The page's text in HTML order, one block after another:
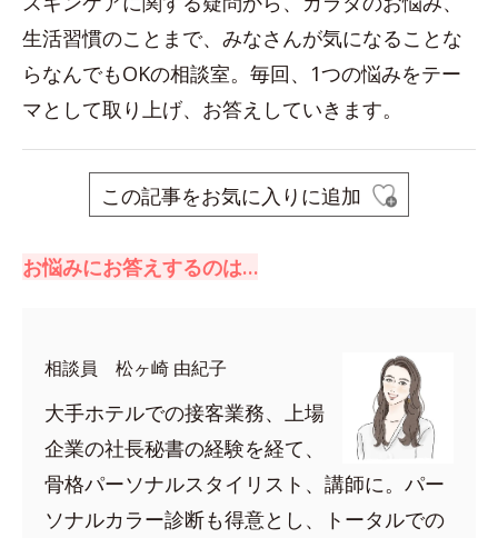
生活習慣のことまで、みなさんが気になることな
らなんでもOKの相談室。毎回、1つの悩みをテー
マとして取り上げ、お答えしていきます。
この記事をお気に入りに追加
お悩みにお答えするのは…
相談員 松ヶ崎 由紀子
大手ホテルでの接客業務、上場
企業の社長秘書の経験を経て、
骨格パーソナルスタイリスト、講師に。パー
ソナルカラー診断も得意とし、トータルでの